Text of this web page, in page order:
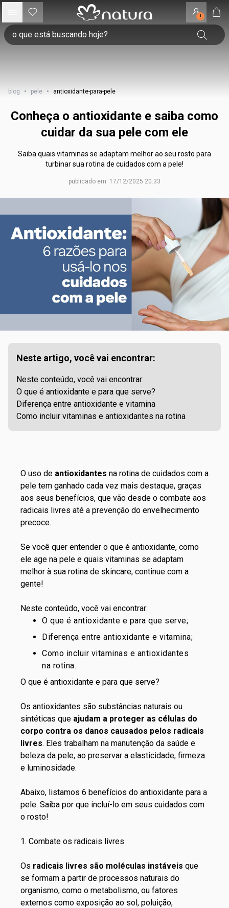
!
blog • pele • antioxidante-para-pele
Conheça o antioxidante e saiba como
cuidar da sua pele com ele
Saiba quais vitaminas se adaptam melhor ao seu rosto para
turbinar sua rotina de cuidados com a pele!
publicado em: 17/12/2025 20:33
Neste artigo, você vai encontrar:
Neste conteúdo, você vai encontrar:
O que é antioxidante e para que serve?
Diferença entre antioxidante e vitamina
Como incluir vitaminas e antioxidantes na rotina
O uso de antioxidantes na rotina de cuidados com a
pele tem ganhado cada vez mais destaque, graças
aos seus benefícios, que vão desde o combate aos
radicais livres até a prevenção do envelhecimento
precoce.
Se você quer entender o que é antioxidante, como
ele age na pele e quais vitaminas se adaptam
melhor à sua rotina de skincare, continue com a
gente!
Neste conteúdo, você vai encontrar:
O que é antioxidante e para que serve;
Diferença entre antioxidante e vitamina;
Como incluir vitaminas e antioxidantes
na rotina.
O que é antioxidante e para que serve?
Os antioxidantes são substâncias naturais ou
sintéticas que ajudam a proteger as células do
corpo contra os danos causados pelos radicais
livres. Eles trabalham na manutenção da saúde e
beleza da pele, ao preservar a elasticidade, firmeza
e luminosidade.
Abaixo, listamos 6 benefícios do antioxidante para a
pele. Saiba por que incluí-lo em seus cuidados com
o rosto!
1. Combate os radicais livres
Os radicais livres são moléculas instáveis que
se formam a partir de processos naturais do
organismo, como o metabolismo, ou fatores
externos como exposição ao sol, poluição,